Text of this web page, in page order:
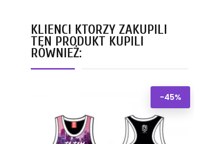
KLIENCI KTÓRZY ZAKUPILI
TEN PRODUKT KUPILI
RÓWNIEŻ:
-45%